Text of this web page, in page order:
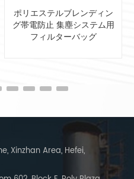
ポリエステルブレンディン
グ帯電防止 集塵システム用
フィルターバッグ
Xinzhan Area, Hefei,